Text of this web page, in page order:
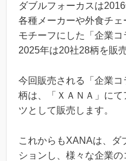
ダブルフォーカスは
各種メーカーや外食チ
モチーフにした「企業コ
2025年は20社28柄を販
今回販売される「企業
柄は、「ＸＡＮＡ」に
ツとして販売します。
これからもXANAは、ダ
ションし、様々な企業